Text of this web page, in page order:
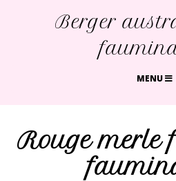
Berger
MENU
Rouge merle